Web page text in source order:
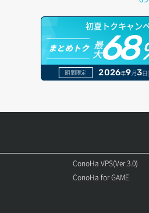
ループ ルール作成
ループ ルール削除
ープ一覧取得
ープ作成
ープ削除
ジョン管理
取得
初夏トクキャン
まとめトク 最
大68
期間限定 2026年9月3日
ConoHa VPS(Ver.3.0)
ConoHa for GAME